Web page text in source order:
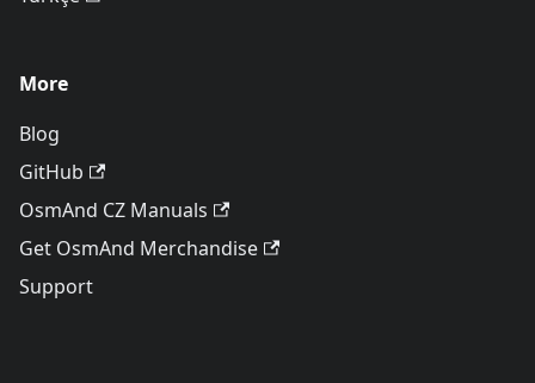
More
Blog
GitHub
OsmAnd CZ Manuals
Get OsmAnd Merchandise
Support